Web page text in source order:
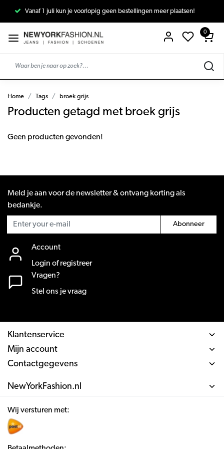
Vanaf 1 juli kun je voorlopig geen bestellingen meer plaatsen!
0
Home Tags broek grijs
Producten getagd met broek grijs
Geen producten gevonden!
Meld je aan voor de newsletter & ontvang korting als
bedankje.
Abonneer
Account
Login of registreer
Vragen?
Stel ons je vraag
Klantenservice
Mijn account
Contactgegevens
NewYorkFashion.nl
Wij versturen met: